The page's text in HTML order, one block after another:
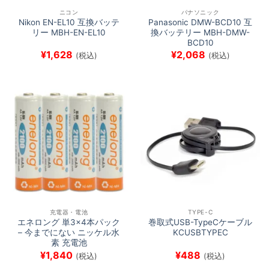
ニコン
Nikon EN-EL10 互換バッテ
リー MBH-EN-EL10
¥1,628 (税込)
パナソニック
Panasonic DMW-BCD10 互
換バッテリー MBH-DMW-
BCD10
¥2,068 (税込)
充電器・電池
エネロング 単3×4本パック
– 今までにない ニッケル水
素 充電池
¥1,840 (税込)
TYPE-C
巻取式USB-TypeCケーブル
KCUSBTYPEC
¥488 (税込)